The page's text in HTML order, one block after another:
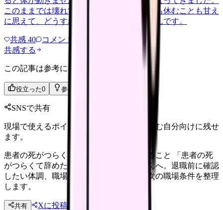
このままでは壊れてしまう気がします。でも休むことも甘え
に思えて、どうすればいいのか分からないんです。
共感 40 コメント
共感する
この記事は参考になりましたか？
役立った0 参考になった
SNSで共有
現場で使えるポイントを、同僚やあとで読む自分向けに残せ
ます。
患者の死がつらくて辞めたい時に確認すること 「患者の死
がつらくて辞めたい」と感じる看護師さんへ。退職前に確認
したい体調、職場内の選択肢、法務面、次の職場条件を整理
します。
共有 Xに投稿